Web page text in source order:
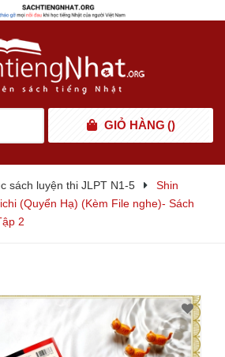
GIỎ HÀNG ()
sách luyện thi JLPT N1-5
Shin
(Quyển Hạ) (Kèm File nghe)- Sách
2